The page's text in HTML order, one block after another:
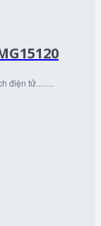
điện tử…….